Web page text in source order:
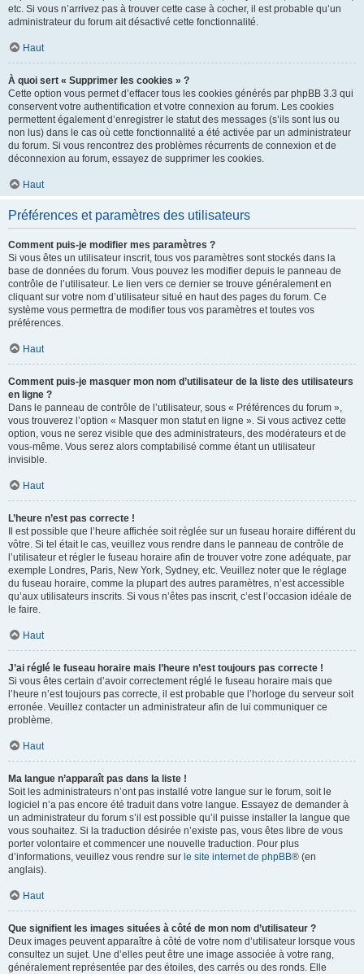
etc. Si vous n’arrivez pas à trouver cette case à cocher, il est probable qu’un
administrateur du forum ait désactivé cette fonctionnalité.
Haut
À quoi sert « Supprimer les cookies » ?
Cette option vous permet d’effacer tous les cookies générés par phpBB 3.3 qui
conservent votre authentification et votre connexion au forum. Les cookies
permettent également d’enregistrer le statut des messages (s’ils sont lus ou
non lus) dans le cas où cette fonctionnalité a été activée par un administrateur
du forum. Si vous rencontrez des problèmes récurrents de connexion et de
déconnexion au forum, essayez de supprimer les cookies.
Haut
Préférences et paramètres des utilisateurs
Comment puis-je modifier mes paramètres ?
Si vous êtes un utilisateur inscrit, tous vos paramètres sont stockés dans la
base de données du forum. Vous pouvez les modifier depuis le panneau de
contrôle de l’utilisateur. Le lien vers ce dernier se trouve généralement en
cliquant sur votre nom d’utilisateur situé en haut des pages du forum. Ce
système vous permettra de modifier tous vos paramètres et toutes vos
préférences.
Haut
Comment puis-je masquer mon nom d’utilisateur de la liste des utilisateurs
en ligne ?
Dans le panneau de contrôle de l’utilisateur, sous « Préférences du forum »,
vous trouverez l’option « Masquer mon statut en ligne ». Si vous activez cette
option, vous ne serez visible que des administrateurs, des modérateurs et de
vous-même. Vous serez alors comptabilisé comme étant un utilisateur
invisible.
Haut
L’heure n’est pas correcte !
Il est possible que l’heure affichée soit réglée sur un fuseau horaire différent du
vôtre. Si tel était le cas, veuillez vous rendre dans le panneau de contrôle de
l’utilisateur et régler le fuseau horaire afin de trouver votre zone adéquate, par
exemple Londres, Paris, New York, Sydney, etc. Veuillez noter que le réglage
du fuseau horaire, comme la plupart des autres paramètres, n’est accessible
qu’aux utilisateurs inscrits. Si vous n’êtes pas inscrit, c’est l’occasion idéale de
le faire.
Haut
J’ai réglé le fuseau horaire mais l’heure n’est toujours pas correcte !
Si vous êtes certain d’avoir correctement réglé le fuseau horaire mais que
l’heure n’est toujours pas correcte, il est probable que l’horloge du serveur soit
erronée. Veuillez contacter un administrateur afin de lui communiquer ce
problème.
Haut
Ma langue n’apparaît pas dans la liste !
Soit les administrateurs n’ont pas installé votre langue sur le forum, soit le
logiciel n’a pas encore été traduit dans votre langue. Essayez de demander à
un administrateur du forum s’il est possible qu’il puisse installer la langue que
vous souhaitez. Si la traduction désirée n’existe pas, vous êtes libre de vous
porter volontaire et commencer une nouvelle traduction. Pour plus
d’informations, veuillez vous rendre sur le site internet de phpBB® (en
anglais).
Haut
Que signifient les images situées à côté de mon nom d’utilisateur ?
Deux images peuvent apparaître à côté de votre nom d’utilisateur lorsque vous
consultez un sujet. Une d’elles peut être une image associée à votre rang,
généralement représentée par des étoiles, des carrés ou des ronds. Elle